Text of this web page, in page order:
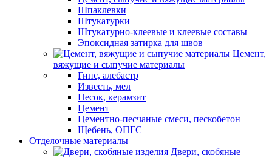
Шпаклевки
Штукатурки
Штукатурно-клеевые и клеевые составы
Эпоксидная затирка для швов
Цемент,
вяжущие и сыпучие материалы
Гипс, алебастр
Известь, мел
Песок, керамзит
Цемент
Цементно-песчаные смеси, пескобетон
Щебень, ОПГС
Отделочные материалы
Двери, скобяные